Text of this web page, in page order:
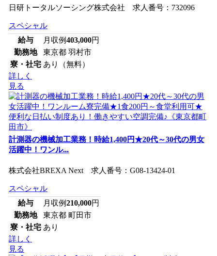
日研トータルソーシング株式会社 求人番号：732096
スペシャル
給与
月収例403,000円
勤務地
東京都 羽村市
寮・社宅 あり（無料）
詳しく
見る
計測器の機械加工業務！時給1,400円★20代～30代の男女
活躍中！ワンル...
株式会社BREXA Next 求人番号：G08-13424-01
スペシャル
給与
月収例210,000円
勤務地
東京都 町田市
寮・社宅 あり
詳しく
見る